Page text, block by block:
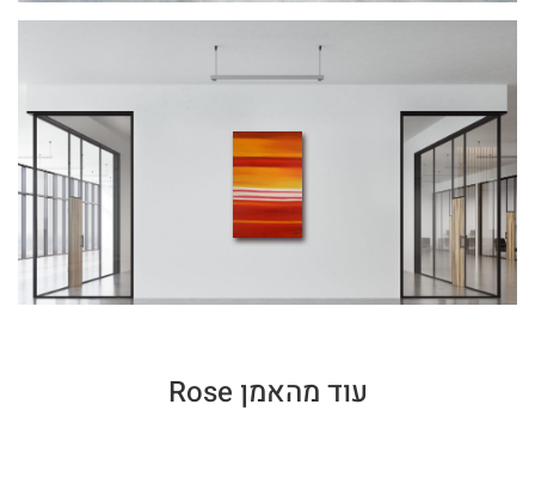
עוד מהאמן Rose